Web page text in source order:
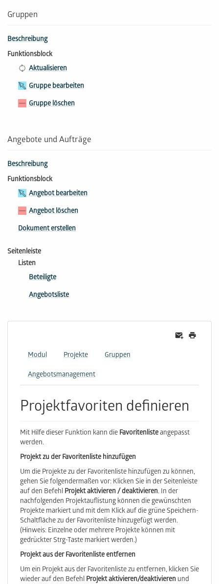
Gruppen
Beschreibung
Funktionsblock
Aktualisieren
Gruppe bearbeiten
Gruppe löschen
Angebote und Aufträge
Beschreibung
Funktionsblock
Angebot bearbeiten
Angebot löschen
Dokument erstellen
Seitenleiste
Listen
Beteiligte
Angebotsliste
Modul Projekte Gruppen
Angebotsmanagement
Projektfavoriten definieren
Mit Hilfe dieser Funktion kann die Favoritenlisteangepasst
werden.
Projekt zu der Favoritenliste hinzufügen
Um die Projekte zu der Favoritenliste hinzufügen zu können,
gehen Sie folgendermaßen vor: Klicken Sie in der Seitenleiste
auf den Befehl Projekt aktivieren / deaktivieren. In der
nachfolgenden Projektauflistung können die gewünschten
Projekte markiert und mit dem Klick auf die grüne Speichern-
Schaltfläche zu der Favoritenliste hinzugefügt werden.
(Hinweis: Einzelne oder mehrere Projekte können mit
gedrückter Strg-Taste markiert werden.)
Projekt aus der Favoritenliste entfernen
Um ein Projekt aus der Favoritenliste zu entfernen, klicken Sie
wieder auf den Befehl Projekt aktivieren/deaktivieren und